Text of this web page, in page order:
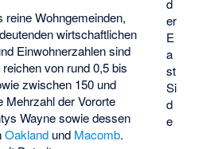
d
er
E
a
st
Si
d
e
reine Wohngemeinden,
wirtschaftlichen
Einwohnerzahlen sind
von rund 0,5 bis
zwischen 150 und
Mehrzahl der Vororte
Wayne sowie dessen
Oakland und Macomb.